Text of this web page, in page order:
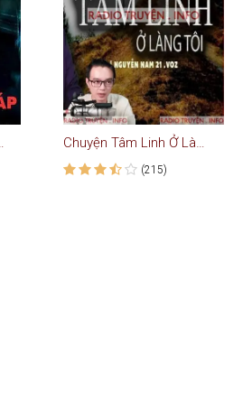
Ma Kinh Dị Chuyện Tâm Linh Ở Làng Tôi
(215)